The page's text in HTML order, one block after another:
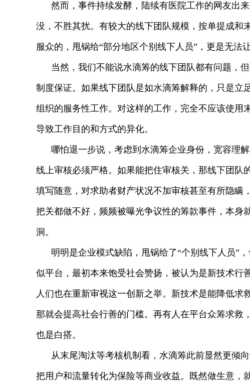
然而，事件持续发酵，陆续有医院工作的网友出
没，不胜其扰。有较大的线下团队规模，按单提成
服众的，甩锅给“部分地区个别线下人员”，更是无法
当然，我们不能说水滴筹的线下团队都有问题，
制度保证。如果线下团队是如水滴筹解释的，只是立
组织的服务性工作。对这样的工作，完全不应该使用
导致工作目的和方式的异化。
哪怕退一步说，考虑到水滴筹企业身份，宽容理
线上审核必须严格。如果能把住审核关，那线下团队
填写随意，对求助者财产状况不加审核甚至有所隐瞒
把关都做不好，频频被曝光争议性的筹款事件，本身
洞。
明明是企业模式缺陷，甩锅给了“个别线下人员”
似平台，最初本来饱受社会赞扬，被认为是新技术行
人们也在重新审视这一创新之举。新技术是能降低求
那就会提高社会行善的门槛。再有人在平台众筹求
也是白搭。
从末尾淘汰等考核机制看，水滴筹此前显然更倾
把用户和流量转化为保险等商业收益。既然做生意，